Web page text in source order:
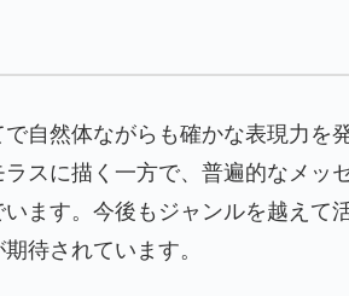
自然体ながらも確かな表現力を
スに描く一方で、普遍的なメッ
ます。今後もジャンルを越えて
待されています。